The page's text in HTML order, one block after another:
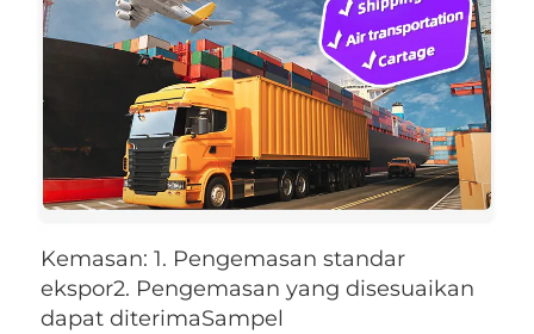
Kemasan: 1. Pengemasan standar
ekspor2. Pengemasan yang disesuaikan
dapat diterimaSampel